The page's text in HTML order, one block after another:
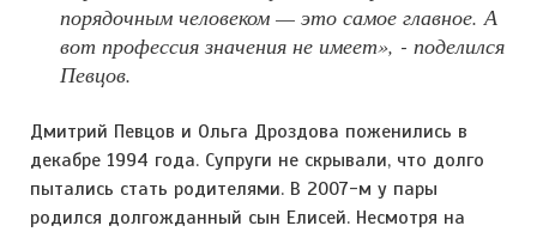
порядочным человеком — это самое главное. А
вот профессия значения не имеет», - поделился
Певцов.
Дмитрий Певцов и Ольга Дроздова поженились в
декабре 1994 года. Супруги не скрывали, что долго
пытались стать родителями. В 2007-м у пары
родился долгожданный сын Елисей. Несмотря на